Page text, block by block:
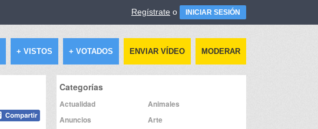
Regístrate o INICIAR SESIÓN
+ VISTOS + VOTADOS ENVIAR VÍDEO MODERAR
Categorías
Actualidad
Animales
Anuncios
Arte